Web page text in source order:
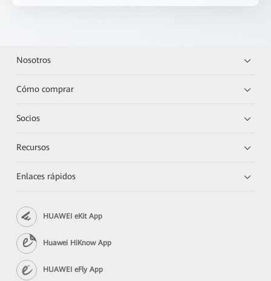
Nosotros
Cómo comprar
Socios
Recursos
Enlaces rápidos
HUAWEI eKit App
Huawei HiKnow App
HUAWEI eFly App